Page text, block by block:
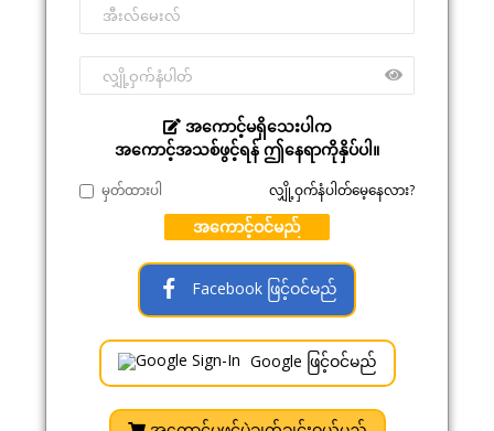
အကောင့်မရှိသေးပါက
အကောင့်အသစ်ဖွင့်ရန် ဤနေရာကိုနှိပ်ပါ။
မှတ်ထားပါ လျှို့ဝှက်နံပါတ်မေ့နေလား?
အကောင့်ဝင်မည်
Facebook ဖြင့်ဝင်မည်
Google ဖြင့်ဝင်မည်